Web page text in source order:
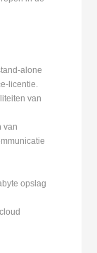
alone
licentie.
van
van
opslag